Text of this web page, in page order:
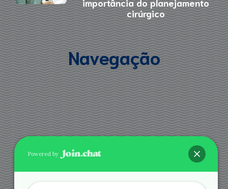
cirúrgico
Navegação
Agende via Whatsapp
Powered by